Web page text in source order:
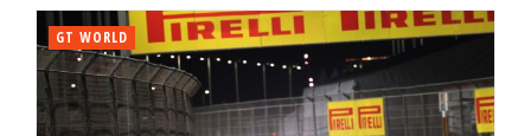
GT WORLD